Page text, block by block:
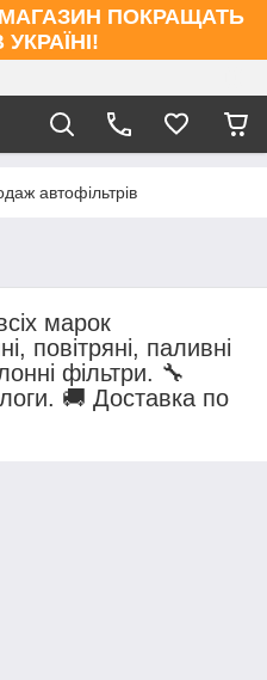
МАГАЗИН ПОКРАЩАТЬ
автофільтрів
марок
повітряні, паливні
фільтри. 🔧
🚚 Доставка по